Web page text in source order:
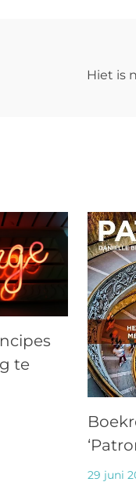
Hiet is
te
29 juni